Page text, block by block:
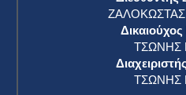
ΖΑΛΟΚΩΣΤΑΣ
ΤΣΩΝΗΣ
ΤΣΩΝΗΣ